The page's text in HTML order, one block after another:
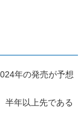
年の発売が予想
半年以上先である